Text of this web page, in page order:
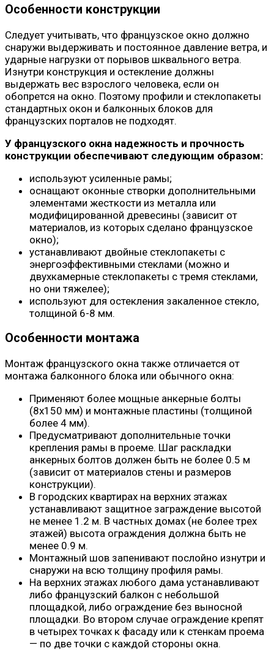
Особенности конструкции
Следует учитывать, что французское окно должно
снаружи выдерживать и постоянное давление ветра, и
ударные нагрузки от порывов шквального ветра.
Изнутри конструкция и остекление должны
выдержать вес взрослого человека, если он
обопрется на окно. Поэтому профили и стеклопакеты
стандартных окон и балконных блоков для
французских порталов не подходят.
У французского окна надежность и прочность
конструкции обеспечивают следующим образом:
используют усиленные рамы;
оснащают оконные створки дополнительными
элементами жесткости из металла или
модифицированной древесины (зависит от
материалов, из которых сделано французское
окно);
устанавливают двойные стеклопакеты с
энергоэффективными стеклами (можно и
двухкамерные стеклопакеты с тремя стеклами,
но они тяжелее);
используют для остекления закаленное стекло,
толщиной 6-8 мм.
Особенности монтажа
Монтаж французского окна также отличается от
монтажа балконного блока или обычного окна:
Применяют более мощные анкерные болты
(8х150 мм) и монтажные пластины (толщиной
более 4 мм).
Предусматривают дополнительные точки
крепления рамы в проеме. Шаг раскладки
анкерных болтов должен быть не более 0.5 м
(зависит от материалов стены и размеров
конструкции).
В городских квартирах на верхних этажах
устанавливают защитное заграждение высотой
не менее 1.2 м. В частных домах (не более трех
этажей) высота ограждения должна быть не
менее 0.9 м.
Монтажный шов запенивают послойно изнутри и
снаружи на всю толщину профиля рамы.
На верхних этажах любого дама устанавливают
либо французский балкон с небольшой
площадкой, либо ограждение без выносной
площадки. Во втором случае ограждение крепят
в четырех точках к фасаду или к стенкам проема
— по две точки с каждой стороны окна.